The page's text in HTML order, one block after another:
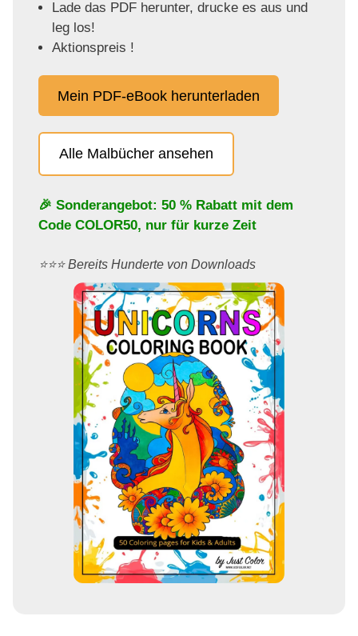
Lade das PDF herunter, drucke es aus und
leg los!
Aktionspreis !
Mein PDF-eBook herunterladen
Alle Malbücher ansehen
🎉 Sonderangebot: 50 % Rabatt mit dem
Code COLOR50, nur für kurze Zeit
⭐️⭐️⭐️ Bereits Hunderte von Downloads